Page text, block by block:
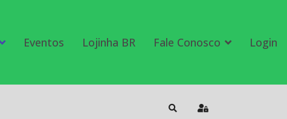
Eventos Lojinha BR Fale Conosco Login
Search Sign In